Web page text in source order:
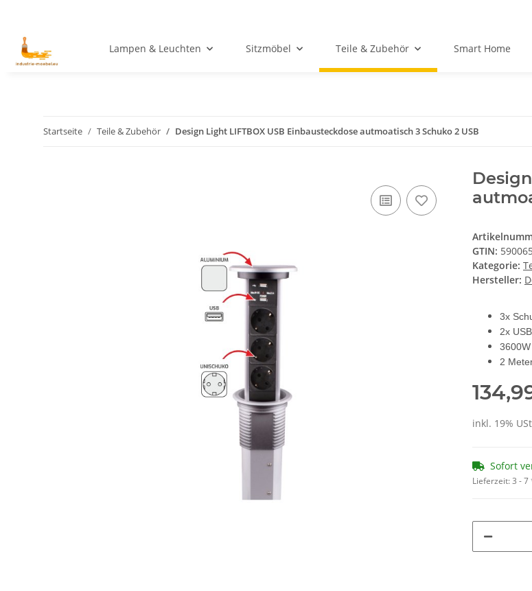
Lampen & Leuchten Sitzmöbel Teile & Zubehör Smart Home
Startseite Teile & Zubehör Design Light LIFTBOX USB Einbausteckdose autmoatisch 3 Schuko 2 USB
GTIN:
Kategorie:
Hersteller:
3x
2x
2
inkl. 19%
Sofort
Lieferzeit:3 - 7